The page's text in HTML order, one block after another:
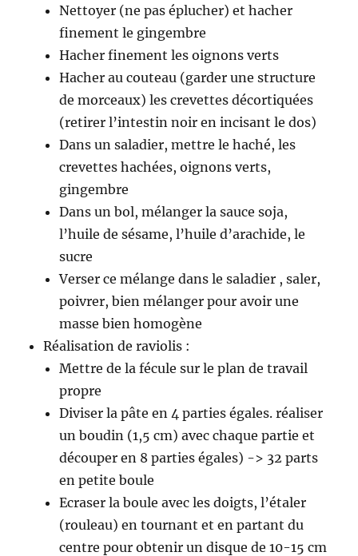
Nettoyer (ne pas éplucher) et hacher
finement le gingembre
Hacher finement les oignons verts
Hacher au couteau (garder une structure
de morceaux) les crevettes décortiquées
(retirer l’intestin noir en incisant le dos)
Dans un saladier, mettre le haché, les
crevettes hachées, oignons verts,
gingembre
Dans un bol, mélanger la sauce soja,
l’huile de sésame, l’huile d’arachide, le
sucre
Verser ce mélange dans le saladier , saler,
poivrer, bien mélanger pour avoir une
masse bien homogène
Réalisation de raviolis :
Mettre de la fécule sur le plan de travail
propre
Diviser la pâte en 4 parties égales. réaliser
un boudin (1,5 cm) avec chaque partie et
découper en 8 parties égales) -> 32 parts
en petite boule
Ecraser la boule avec les doigts, l’étaler
(rouleau) en tournant et en partant du
centre pour obtenir un disque de 10-15 cm